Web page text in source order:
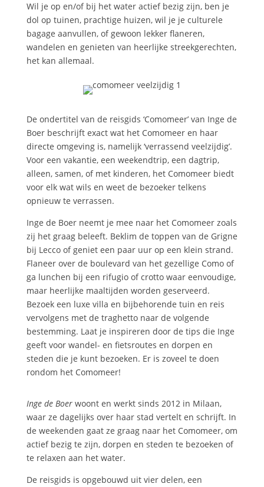
Wil je op en/of bij het water actief bezig zijn, ben je
dol op tuinen, prachtige huizen, wil je je culturele
bagage aanvullen, of gewoon lekker flaneren,
wandelen en genieten van heerlijke streekgerechten,
het kan allemaal.
De ondertitel van de reisgids ‘Comomeer’ van Inge de
Boer beschrijft exact wat het Comomeer en haar
directe omgeving is, namelijk ‘verrassend veelzijdig’.
Voor een vakantie, een weekendtrip, een dagtrip,
alleen, samen, of met kinderen, het Comomeer biedt
voor elk wat wils en weet de bezoeker telkens
opnieuw te verrassen.
Inge de Boer neemt je mee naar het Comomeer zoals
zij het graag beleeft. Beklim de toppen van de Grigne
bij Lecco of geniet een paar uur op een klein strand.
Flaneer over de boulevard van het gezellige Como of
ga lunchen bij een rifugio of crotto waar eenvoudige,
maar heerlijke maaltijden worden geserveerd.
Bezoek een luxe villa en bijbehorende tuin en reis
vervolgens met de traghetto naar de volgende
bestemming. Laat je inspireren door de tips die Inge
geeft voor wandel- en fietsroutes en dorpen en
steden die je kunt bezoeken. Er is zoveel te doen
rondom het Comomeer!
Inge de Boerwoont en werkt sinds 2012 in Milaan,
waar ze dagelijks over haar stad vertelt en schrijft. In
de weekenden gaat ze graag naar het Comomeer, om
actief bezig te zijn, dorpen en steden te bezoeken of
te relaxen aan het water.
De reisgids is opgebouwd uit vier delen, een